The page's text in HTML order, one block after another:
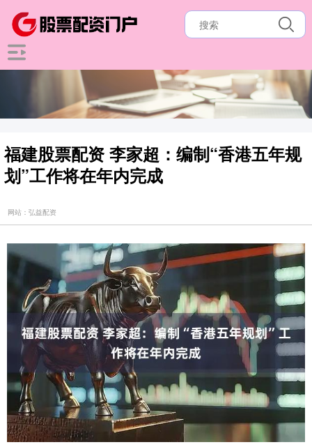
福建股票配资 李家超：编制“香港五年规
划”工作将在年内完成
网站：弘益配资